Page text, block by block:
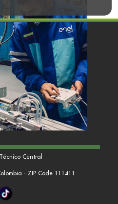
Central
- ZIP Code 111411